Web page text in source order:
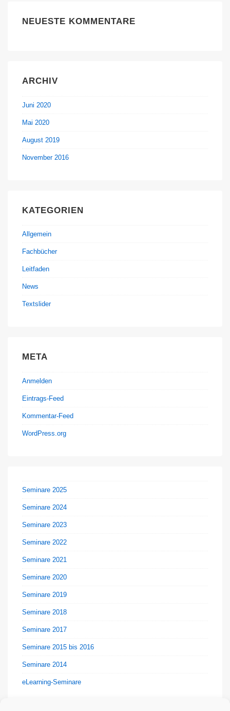
NEUESTE KOMMENTARE
ARCHIV
Juni 2020
Mai 2020
August 2019
November 2016
KATEGORIEN
Allgemein
Fachbücher
Leitfaden
News
Textslider
META
Anmelden
Eintrags-Feed
Kommentar-Feed
WordPress.org
Seminare 2025
Seminare 2024
Seminare 2023
Seminare 2022
Seminare 2021
Seminare 2020
Seminare 2019
Seminare 2018
Seminare 2017
Seminare 2015 bis 2016
Seminare 2014
eLearning-Seminare